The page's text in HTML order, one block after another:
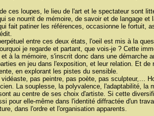
ces loupes, le lieu de l'art et le spectateur sont
se nourrit de mémoire, de savoir et de langage
fait patiner les références, occasionne le fortuit,
entre ces deux états, l'oeil est mis à la
je regarde et partant, que vois-je ? Cette
à la mémoire, s'inscrit donc dans une démarche
en jeu dans l'exposition, et leur relation. Et
en explorant les pistes du sensible.
vidéaste, pas peintre, pas poète, pas sculpteur,…
La souplesse, la polyvalence, l'adaptabilité, la
au centre de ses choix d'artiste. Si cette
pour elle-même dans l'identité diffractée d'un
dans l'ordre et l'organisation apparents.